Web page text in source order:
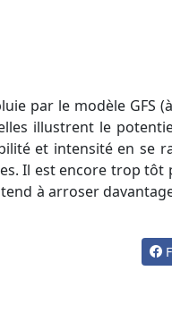
illustrent le
et intensité en se
Il est encore trop
à arroser